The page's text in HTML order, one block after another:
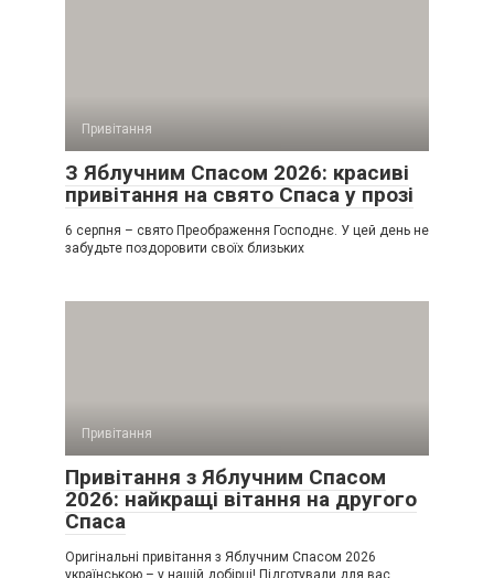
Привітання
З Яблучним Спасом 2026: красиві
привітання на свято Спаса у прозі
6 серпня – свято Преображення Господнє. У цей день не
забудьте поздоровити своїх близьких
Привітання
Привітання з Яблучним Спасом
2026: найкращі вітання на другого
Спаса
Оригінальні привітання з Яблучним Спасом 2026
українською – у нашій добірці! Підготували для вас